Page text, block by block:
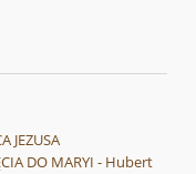
JEZUSA
DO MARYI - Hubert